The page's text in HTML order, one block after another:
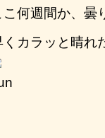
こ何週間か、曇
くカラッと晴れ